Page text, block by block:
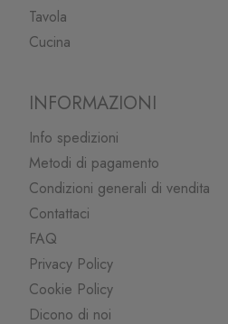
Tavola
Cucina
INFORMAZIONI
Info spedizioni
Metodi di pagamento
Condizioni generali di vendita
Contattaci
FAQ
Privacy Policy
Cookie Policy
Dicono di noi